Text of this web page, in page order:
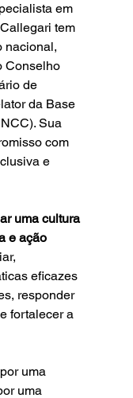
em
tem
nacional,
Conselho
de
da Base
Sua
com
e
uma cultura
e ação
eficazes
responder
fortalecer a
uma
uma